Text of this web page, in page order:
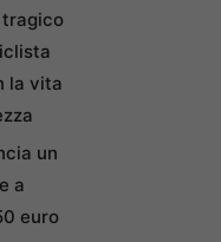
tragico
la vita
un
a
euro